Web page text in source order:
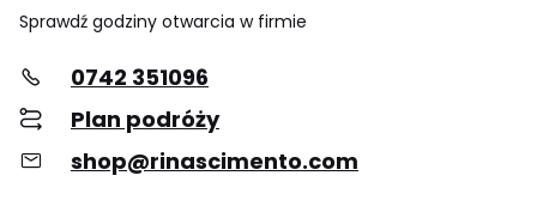
Sprawdź godziny otwarcia w firmie
0742 351096
Plan podróży
shop@rinascimento.com